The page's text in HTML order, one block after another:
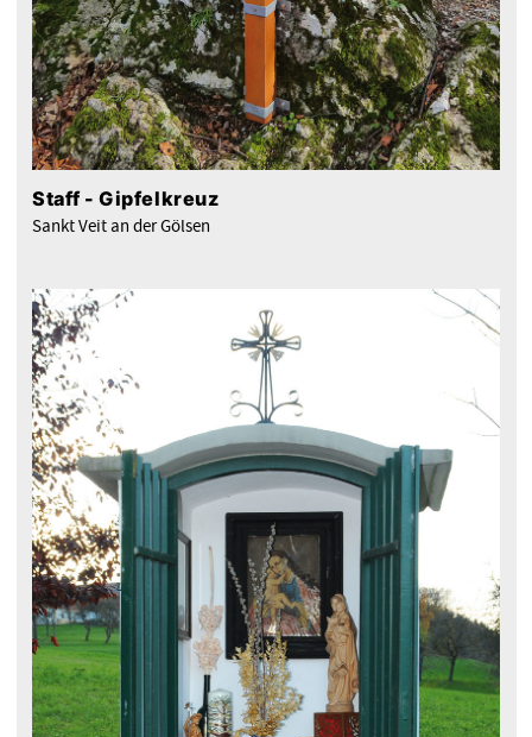
Staff - Gipfelkreuz
Sankt Veit an der Gölsen